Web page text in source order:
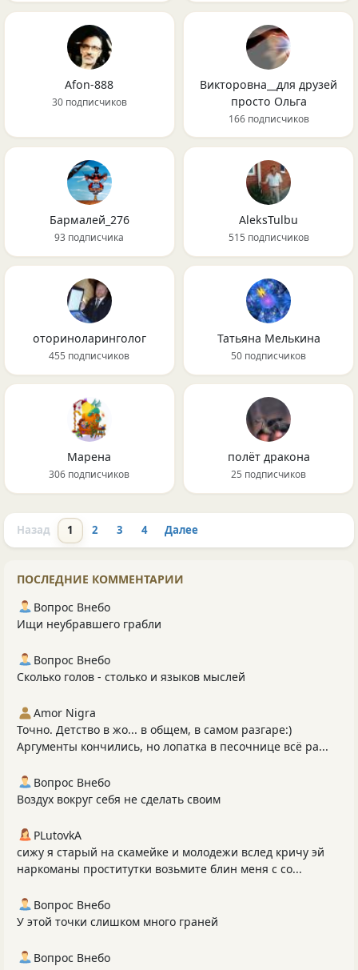
Afon-888
30 подписчиков
Викторовна__для друзей
просто Ольга
166 подписчиков
Бармалей_276
93 подписчика
AleksTulbu
515 подписчиков
оториноларинголог
455 подписчиков
Татьяна Мелькина
50 подписчиков
Марена
306 подписчиков
полёт дракона
25 подписчиков
Назад 1 2 3 4 Далее
ПОСЛЕДНИЕ КОММЕНТАРИИ
Вопрос Внебо
Ищи неубравшего грабли
Вопрос Внебо
Сколько голов - столько и языков мыслей
Amor Nigra
Точно. Детство в жо... в общем, в самом разгаре:)
Аргументы кончились, но лопатка в песочнице всё ра...
Вопрос Внебо
Воздух вокруг себя не сделать своим
PLutоvkА
сижу я старый на скамейке и молодежи вслед кричу эй
наркоманы проститутки возьмите блин меня с со...
Вопрос Внебо
У этой точки слишком много граней
Вопрос Внебо